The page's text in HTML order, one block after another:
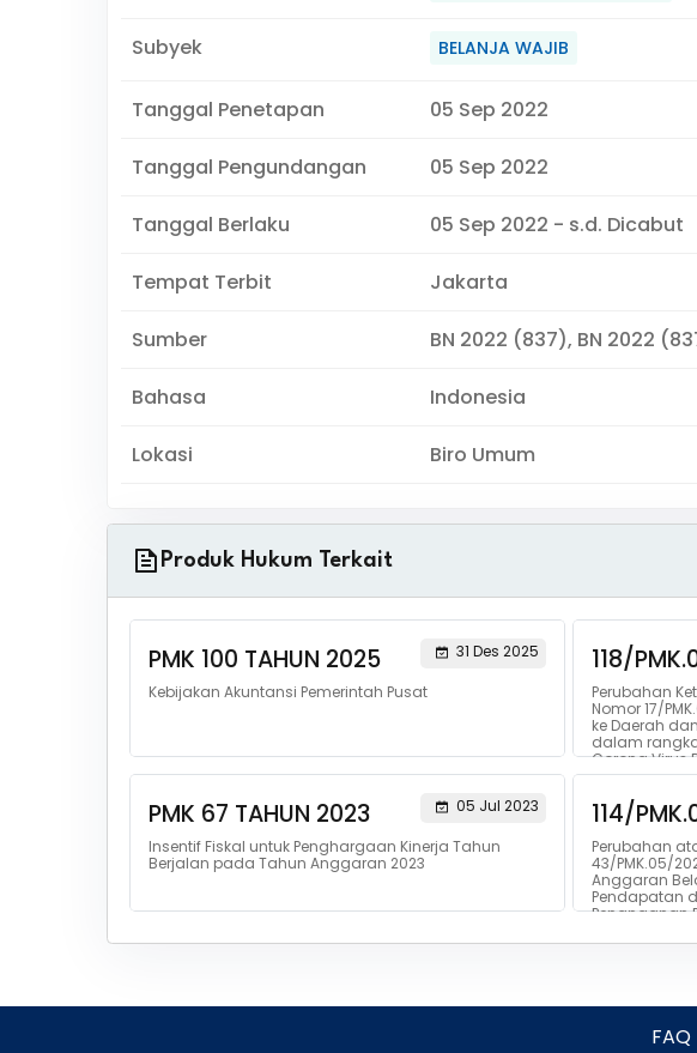
Subyek BELANJA WAJIB
Tanggal Penetapan 05 Sep 2022
Tanggal Pengundangan 05 Sep 2022
Tanggal Berlaku 05 Sep 2022 - s.d. Dicabut
Tempat Terbit Jakarta
Sumber BN 2022 (837), BN 2022
Bahasa Indonesia
Lokasi Biro Umum
Produk Hukum Terkait
PMK 100 TAHUN 2025
31 Des 2025
Kebijakan Akuntansi Pemerintah Pusat
118/
Perubahan
Nomor 17/
ke Daerah
dalam
Corona Virus
Dampaknya
PMK 67 TAHUN 2023
05 Jul 2023
Insentif Fiskal untuk Penghargaan Kinerja Tahun
Berjalan pada Tahun Anggaran 2023
114/
Perubahan
43/PMK.05/
Anggaran
Pendapatan
Penanganan
FAQ